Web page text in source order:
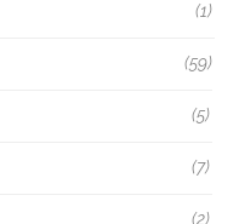
(1)
(59)
(5)
(7)
(2)